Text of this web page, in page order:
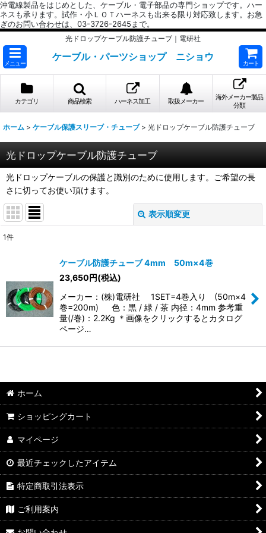
沖電線製品をはじめとした、ケーブル・電子部品の専門ショップです。ハー
ネスも承ります。試作・小ＬＯＴハーネスも出来る限り対応致します。お急
ぎのお問い合わせは、03-3726-2645まで。
光ドロップケーブル防護チューブ｜電研社
メニュー
ケーブル・パーツショップ ニショウ
カート
カテゴリ 商品検索 ハーネス加工 取扱メーカー
海外メーカー製品
分類
ホーム > ケーブル保護スリーブ・チューブ > 光ドロップケーブル防護チューブ
光ドロップケーブル防護チューブ
光ドロップケーブルの保護と識別のために使用します。ご希望の長
さに切ってお使い頂けます。
表示順変更
並び順:
絞り込む
1件
ケーブル防護チューブ 4mm 50m×4巻
23,650円(税込)
メーカー：(株)電研社 1SET=4巻入り (50m×4
巻=200m) 色：黒 / 緑 / 茶 内径：4mm 参考重
量(/巻)：2.2Kg ＊画像をクリックするとカタログ
ページ…
ホーム
ショッピングカート
マイページ
最近チェックしたアイテム
特定商取引法表示
ご利用案内